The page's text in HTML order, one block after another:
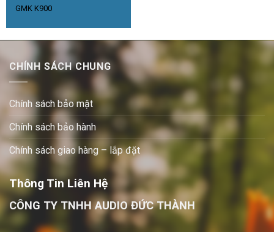
GMK K900
CHÍNH SÁCH CHUNG
Chính sách bảo mật
Chính sách bảo hành
Chính sách giao hàng – lắp đặt
Thông Tin Liên Hệ
CÔNG TY TNHH AUDIO ĐỨC THÀNH